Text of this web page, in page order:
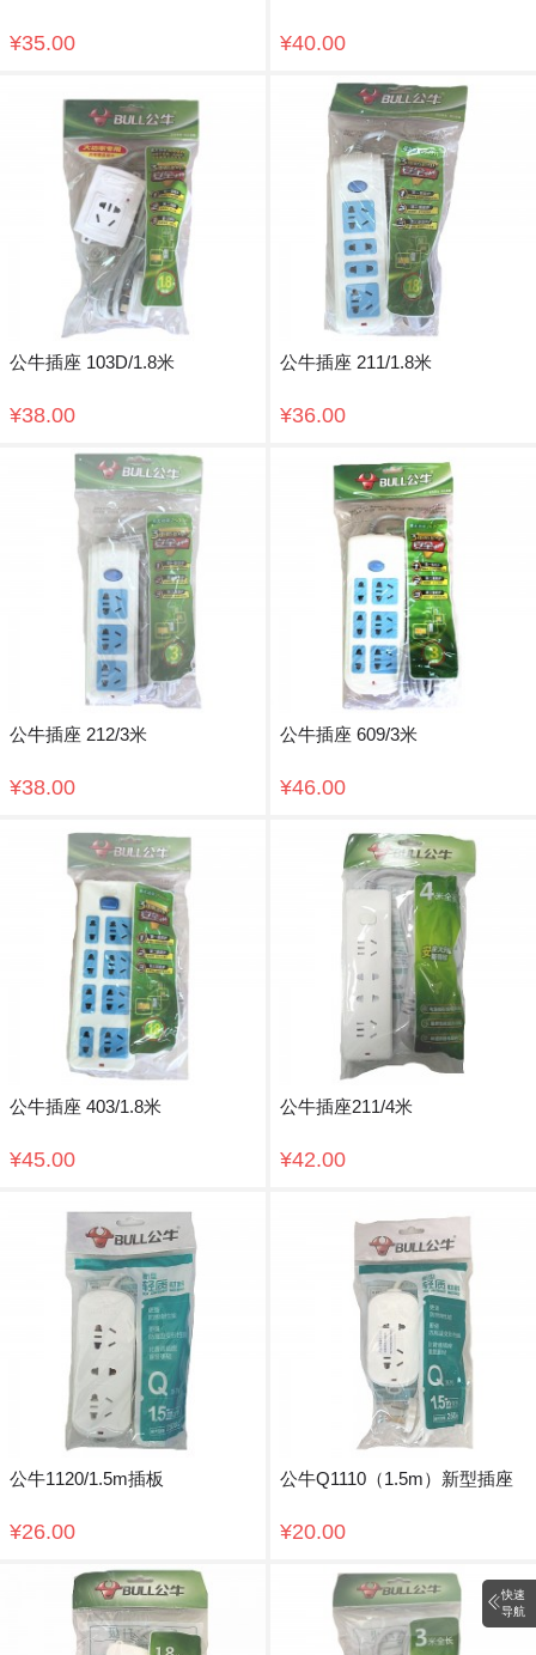
¥35.00 ¥40.00
公牛插座 103D/1.8米
¥38.00
公牛插座 211/1.8米
¥36.00
公牛插座 212/3米
¥38.00
公牛插座 609/3米
¥46.00
公牛插座 403/1.8米
¥45.00
公牛插座211/4米
¥42.00
公牛1120/1.5m插板
¥26.00
公牛Q1110（1.5m）新型插座
¥20.00
快速
导航